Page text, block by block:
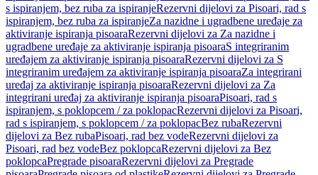
s ispiranjem, bez ruba za ispiranjeRezervni dijelovi za Pisoari, rad s
ispiranjem, bez ruba za ispiranjeZa nazidne i ugradbene uređaje za
aktiviranje ispiranja pisoaraRezervni dijelovi za Za nazidne i
ugradbene uređaje za aktiviranje ispiranja pisoaraS integriranim
uređajem za aktiviranje ispiranja pisoaraRezervni dijelovi za S
integriranim uređajem za aktiviranje ispiranja pisoaraZa integrirani
uređaj za aktiviranje ispiranja pisoaraRezervni dijelovi za Za
integrirani uređaj za aktiviranje ispiranja pisoaraPisoari, rad s
ispiranjem, s poklopcem / za poklopacRezervni dijelovi za Pisoari,
rad s ispiranjem, s poklopcem / za poklopacBez rubaRezervni
dijelovi za Bez rubaPisoari, rad bez vodeRezervni dijelovi za
Pisoari, rad bez vodeBez poklopcaRezervni dijelovi za Bez
poklopcaPregrade pisoaraRezervni dijelovi za Pregrade